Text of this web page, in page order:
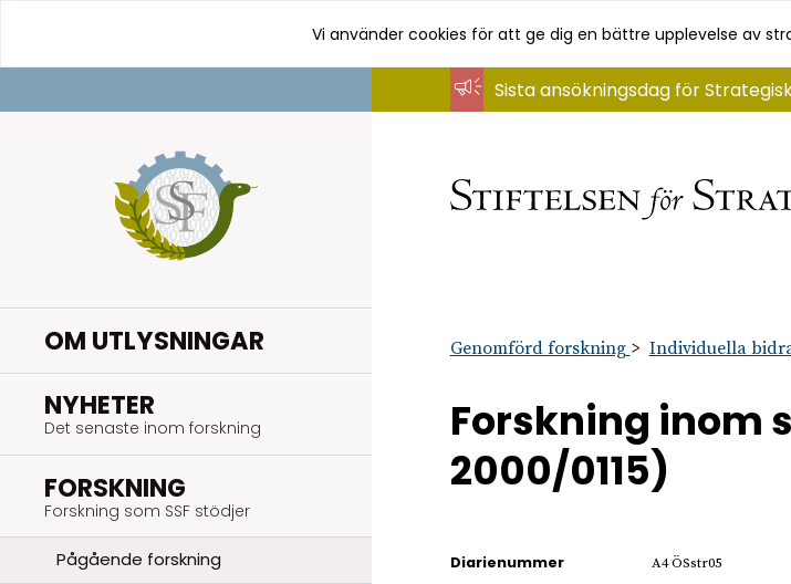
innehåll
Vi använder cookies för att ge dig en bättre upplevelse av
OM UTLYSNINGAR
NYHETER
Det senaste inom forskning
FORSKNING
Forskning som SSF stödjer
Pågående forskning
Sista ansökningsdag för
Genomförd forskning Individuella
Forskning inom
2000/0115)
Diarienummer A4 ÖSstr05